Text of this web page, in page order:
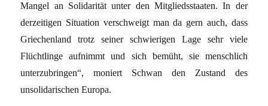
Mangel an Solidarität unter den Mitgliedsstaaten. In der
derzeitigen Situation verschweigt man da gern auch, dass
Griechenland trotz seiner schwierigen Lage sehr viele
Flüchtlinge aufnimmt und sich bemüht, sie menschlich
unterzubringen“, moniert Schwan den Zustand des
unsolidarischen Europa.